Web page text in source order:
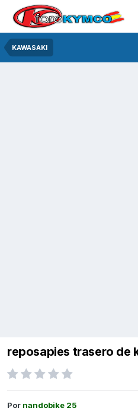
KAWASAKI
reposapies trasero de
Por nandobike 25